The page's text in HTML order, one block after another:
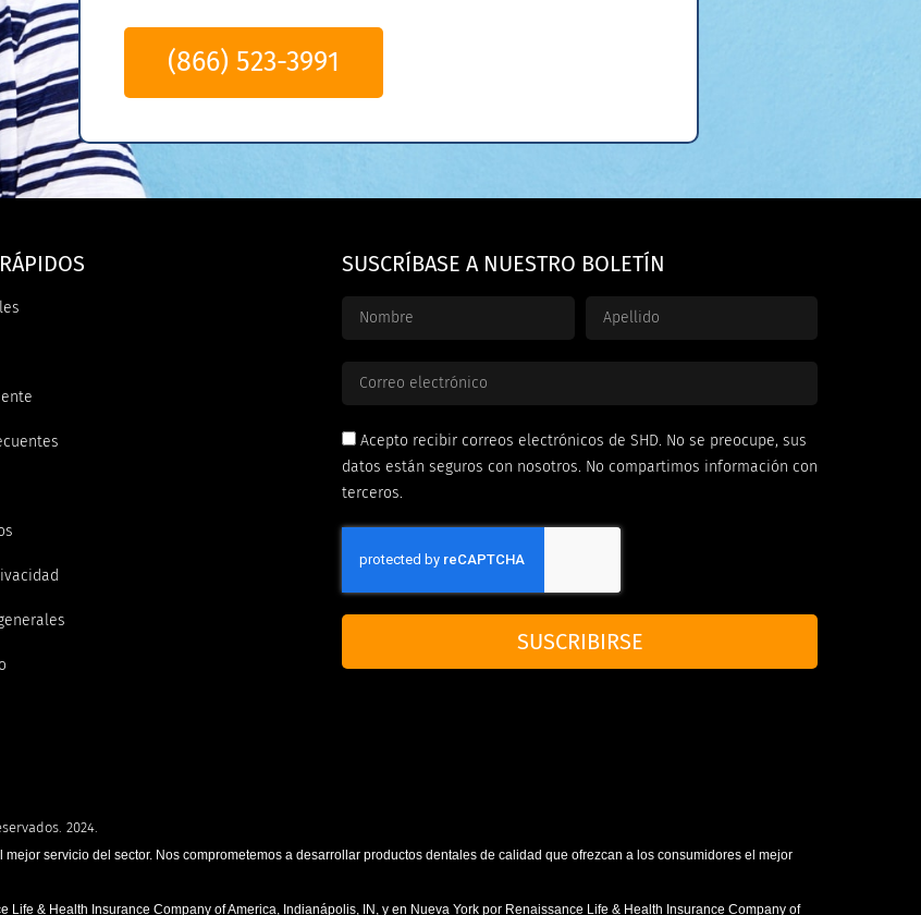
(866) 523-3991
SUSCRÍBASE A NUESTRO BOLETÍN
Acepto recibir correos electrónicos de SHD. No se preocupe, sus
datos están seguros con nosotros. No compartimos información con
terceros.
SUSCRIBIRSE
2024.
servicio del sector. Nos comprometemos a desarrollar productos dentales de calidad que ofrezcan a los consumidores el mejor
& Health Insurance Company of America, Indianápolis, IN, y en Nueva York por Renaissance Life & Health Insurance Company of